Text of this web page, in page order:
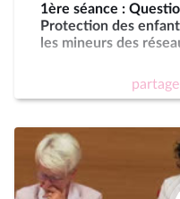
1ère séance :
Protection des
les mineurs des